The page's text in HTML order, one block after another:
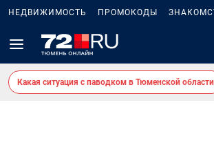
НЕДВИЖИМОСТЬ ПРОМОКОДЫ
Какая ситуация с паводком в Тюменской области